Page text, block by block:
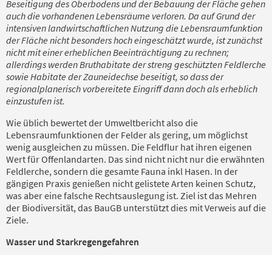
Beseitigung des Oberbodens und der Bebauung der Fläche gehen
auch die vorhandenen Lebensräume verloren. Da auf Grund der
intensiven landwirtschaftlichen Nutzung die Lebensraumfunktion
der Fläche nicht besonders hoch eingeschätzt wurde, ist zunächst
nicht mit einer erheblichen Beeinträchtigung zu rechnen;
allerdings werden Bruthabitate der streng geschützten Feldlerche
sowie Habitate der Zauneidechse beseitigt, so dass der
regionalplanerisch vorbereitete Eingriff dann doch als erheblich
einzustufen ist.
Wie üblich bewertet der Umweltbericht also die
Lebensraumfunktionen der Felder als gering, um möglichst
wenig ausgleichen zu müssen. Die Feldflur hat ihren eigenen
Wert für Offenlandarten. Das sind nicht nicht nur die erwähnten
Feldlerche, sondern die gesamte Fauna inkl Hasen. In der
gängigen Praxis genießen nicht gelistete Arten keinen Schutz,
was aber eine falsche Rechtsauslegung ist. Ziel ist das Mehren
der Biodiversität, das BauGB unterstützt dies mit Verweis auf die
Ziele.
Wasser und Starkregengefahren